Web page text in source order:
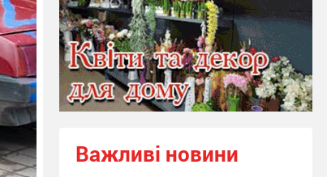
Важливі новини